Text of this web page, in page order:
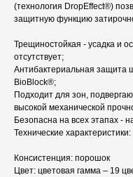
(технология DropEffect®)
защитную функцию
Трещиностойкая - усадка и
отсутствует;
Антибактериальная защита
BioBlock®;
Подходит для зон,
высокой механической
Безопасна на всех этапах -
Технические характеристики:
Консистенция: порошок
Цвет: цветовая гамма – 19